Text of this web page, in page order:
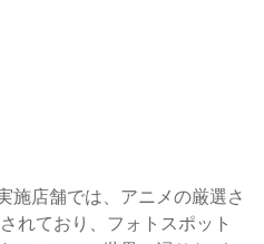
施店舗では、アニメの厳選さ
れており、フォトスポット